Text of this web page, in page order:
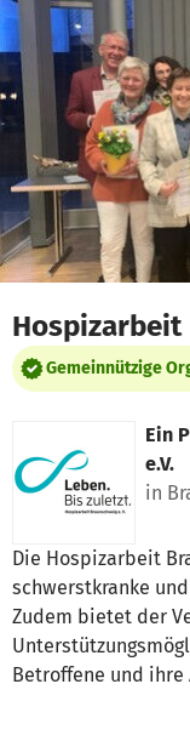
Zum Hauptinhalt
Erklärung zur
Hospizarbeit
Gemeinnützige
Ein
e.V.
in
Die Hospizarbeit
schwerstkranke
Zudem bietet der
Betroffene und ihre